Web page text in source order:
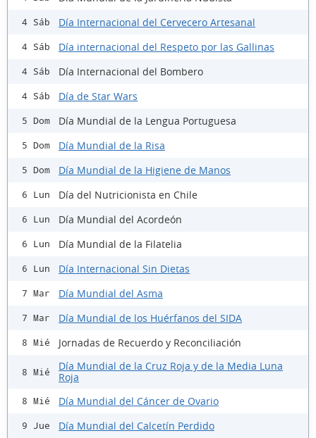
4 Sáb Día Internacional del Cervecero Artesanal
4 Sáb Día internacional del Respeto por las Gallinas
4 Sáb Día Internacional del Bombero
4 Sáb Día de Star Wars
5 Dom Día Mundial de la Lengua Portuguesa
5 Dom Día Mundial de la Risa
5 Dom Día Mundial de la Higiene de Manos
6 Lun Día del Nutricionista en Chile
6 Lun Día Mundial del Acordeón
6 Lun Día Mundial de la Filatelia
6 Lun Día Internacional Sin Dietas
7 Mar Día Mundial del Asma
7 Mar Día Mundial de los Huérfanos del SIDA
8 Mié Jornadas de Recuerdo y Reconciliación
8 Mié
Día Mundial de la Cruz Roja y de la Media Luna
Roja
8 Mié Día Mundial del Cáncer de Ovario
9 Jue Día Mundial del Calcetín Perdido